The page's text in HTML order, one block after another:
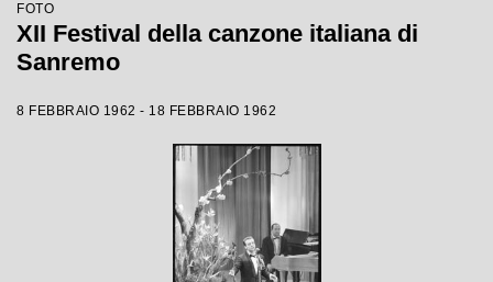
FOTO
XII Festival della canzone italiana di
Sanremo
8 FEBBRAIO 1962 - 18 FEBBRAIO 1962